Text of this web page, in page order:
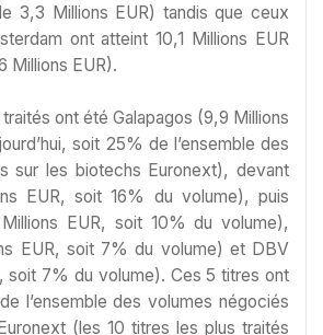
3,3 Millions EUR) tandis que ceux
ont atteint 10,1 Millions EUR
Millions EUR).
ont été Galapagos (9,9 Millions
soit 25% de l’ensemble des
sur les biotechs Euronext), devant
EUR, soit 16% du volume), puis
EUR, soit 10% du volume),
EUR, soit 7% du volume) et DBV
soit 7% du volume). Ces 5 titres ont
l’ensemble des volumes négociés
(les 10 titres les plus traités